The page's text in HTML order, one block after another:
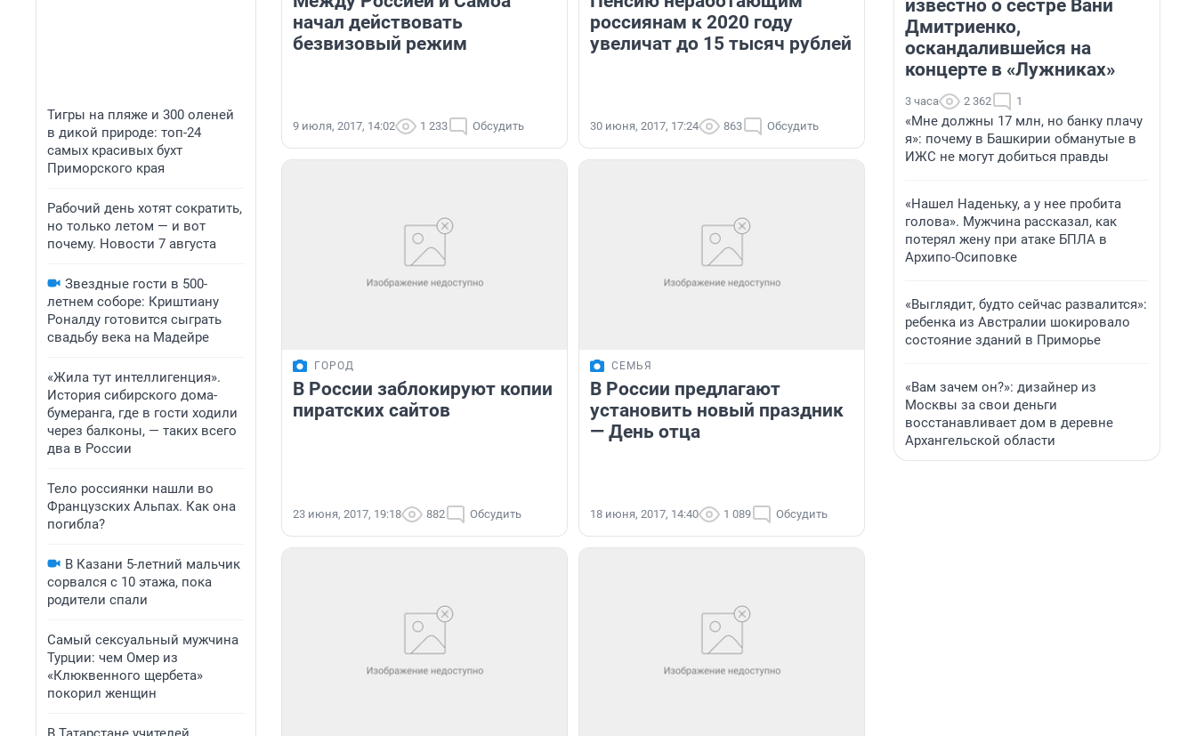
Тигры на пляже и 300 оленей
в дикой природе: топ-24
самых красивых бухт
Приморского края
Рабочий день хотят сократить,
но только летом — и вот
почему. Новости 7 августа
Звездные гости в 500-
летнем соборе: Криштиану
Роналду готовится сыграть
свадьбу века на Мадейре
«Жила тут интеллигенция».
История сибирского дома-
бумеранга, где в гости ходили
через балконы, — таких всего
два в России
Тело россиянки нашли во
Французских Альпах. Как она
погибла?
В Казани 5-летний мальчик
сорвался с 10 этажа, пока
родители спали
Самый сексуальный мужчина
Турции: чем Омер из
«Клюквенного щербета»
покорил женщин
начал действовать
безвизовый режим
9 июля, 2017, 14:02 1 233 Обсудить
россиянам к 2020 году
увеличат до 15 тысяч рублей
30 июня, 2017, 17:24 863 Обсудить
ГОРОД
В России заблокируют копии
пиратских сайтов
23 июня, 2017, 19:18 882 Обсудить
СЕМЬЯ
В России предлагают
установить новый праздник
— День отца
18 июня, 2017, 14:40 1 089 Обсудить
известно о сестре Вани
Дмитриенко,
оскандалившейся на
концерте в «Лужниках»
3 часа 2 362 1
«Мне должны 17 млн, но банку плачу
я»: почему в Башкирии обманутые в
ИЖС не могут добиться правды
«Нашел Наденьку, а у нее пробита
голова». Мужчина рассказал, как
потерял жену при атаке БПЛА в
Архипо-Осиповке
«Выглядит, будто сейчас развалится»:
ребенка из Австралии шокировало
состояние зданий в Приморье
«Вам зачем он?»: дизайнер из
Москвы за свои деньги
восстанавливает дом в деревне
Архангельской области